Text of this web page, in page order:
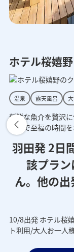
外観（イメージ）
イメージ）
ホテル桜嬉野
温泉 露天風呂
新鮮な魚介を贅沢
の湯で至福の時間
羽田発 2日
該プラ
ん。他の
10/8出発 ホテル桜
ト利用/大人お一人